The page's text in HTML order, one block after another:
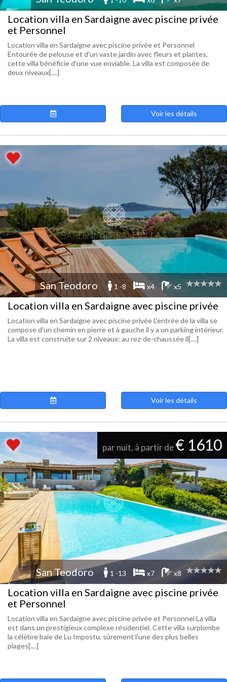
Location villa en Sardaigne avec piscine privée
et Personnel
Location villa en Sardaigne avec piscine privée et Personnel
Entourée de pelouse et d'un vaste jardin avec fleurs et plantes,
cette villa bénéficie d'une vue enviable. La villa est composée de
deux niveaux[....]
Voir les détails
San Teodoro 1 -8 x4 x5
Location villa en Sardaigne avec piscine privée
Location villa en Sardaigne avec piscine privée L'entrée de la villa se
compose d'un chemin en pierre et à gauche il y a un parking intérieur.
La villa est construite sur 2 niveaux: au rez-de-chaussée il[....]
Voir les détails
par nuit, à partir de€ 1610
San Teodoro 1 -13 x7 x8
Location villa en Sardaigne avec piscine privée
et Personnel
Location villa en Sardaigne avec piscine privée et Personnel La villa
est dans un prestigieux complexe résidentiel. Cette villa surplombe
la célèbre baie de Lu Impostu, sûrement l'une des plus belles
plages[....]